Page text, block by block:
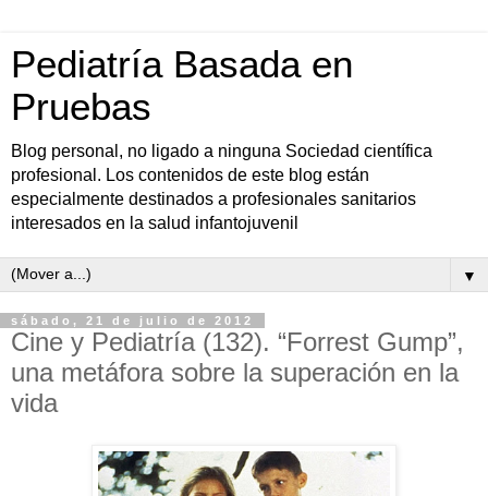
Pediatría Basada en
Pruebas
Blog personal, no ligado a ninguna Sociedad científica
profesional. Los contenidos de este blog están
especialmente destinados a profesionales sanitarios
interesados en la salud infantojuvenil
▼
sábado, 21 de julio de 2012
Cine y Pediatría (132). “Forrest Gump”,
una metáfora sobre la superación en la
vida